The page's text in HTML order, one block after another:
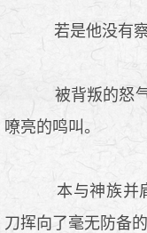
若是他没有察
被背叛的怒
嘹亮的鸣叫。
本与神族并
刀挥向了毫无防备的